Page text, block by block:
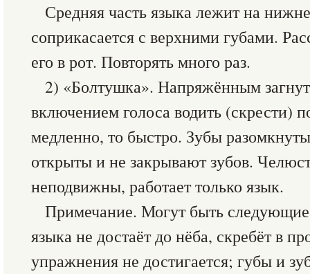
Средняя часть языка лежит на
соприкасается с верхними губами.
его в рот. Повторять много раз.
2) «Болтушка». Напряжённым
включением голоса водить (скрести)
медленно, то быстро. Зубы
открыты и не закрывают зубов.
неподвижны, работает только язык.
Примечание. Могут быть
языка не достаёт до нёба, скребёт в
упражнения не достигается; губы и